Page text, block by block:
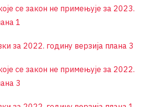
се закон не примењује за 2023.
1
за 2022. годину верзија плана 3
се закон не примењује за 2022.
3